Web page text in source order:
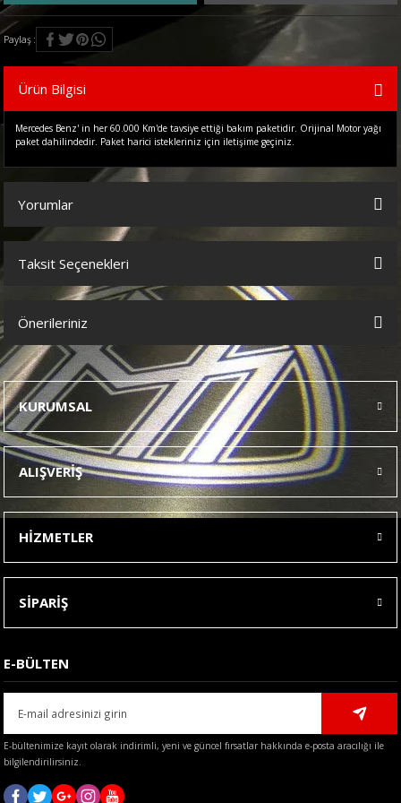
Paylaş
Ürün Bilgisi
Mercedes Benz' in her 60.000 Km'de tavsiye ettiği bakım paketidir. Orijinal Motor yağı
paket dahilindedir. Paket harici istekleriniz için iletişime geçiniz.
Yorumlar
Bu ürüne ilk yorumu siz yapın!
Taksit Seçenekleri
Önerileriniz
Bu ürünün fiyat bilgisi, resim, ürün açıklamalarında ve diğer
konularda yetersiz gördüğünüz noktaları öneri formunu kullanarak
tarafımıza iletebilirsiniz.
Görüş ve önerileriniz için teşekkür ederiz.
Ürün resmi kalitesiz, bozuk veya görüntülenemiyor.
Ürün açıklamasında eksik bilgiler bulunuyor.
Ürün bilgilerinde hatalar bulunuyor.
Ürün fiyatı diğer sitelerden daha pahalı.
Bu ürüne benzer farklı alternatifler olmalı.
Gönder
KURUMSAL
ALIŞVERİŞ
HİZMETLER
SİPARİŞ
E-BÜLTEN
E-bültenimize kayıt olarak indirimli, yeni ve güncel fırsatlar hakkında e-posta aracılığı ile
bilgilendirilirsiniz.